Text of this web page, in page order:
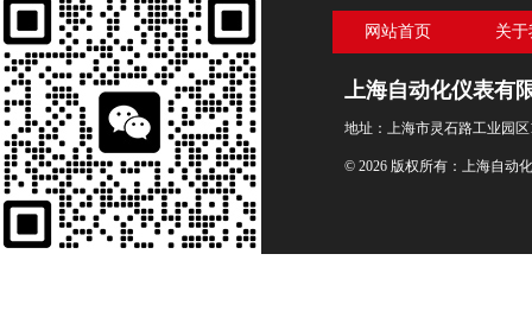
网站首页 关
上海自动化仪表有
地址：上海市灵石路工业园区
© 2026 版权所有：上海自动